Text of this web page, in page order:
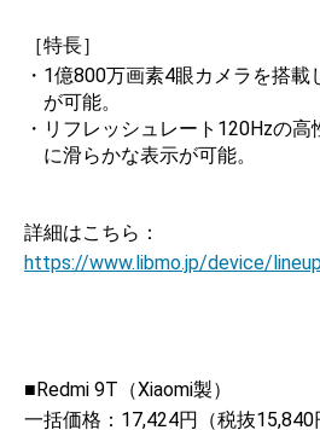
［特長］
・1億800万画素4眼カメラを搭
が可能。
・リフレッシュレート120Hzの
に滑らかな表示が可能。
詳細はこちら：
https://www.libmo.jp/device/
■Redmi 9T（Xiaomi製）
一括価格： 17,424円（税抜15,840